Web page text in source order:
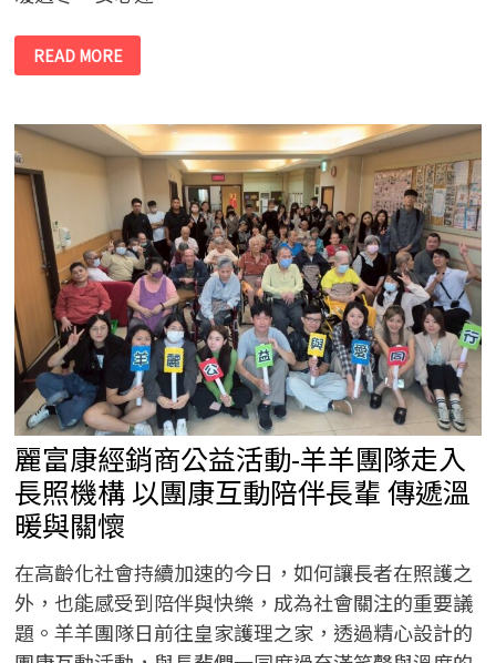
麗
富
康
商
公
活
動-
權
權
家
族
攜
手
14
送
暖
認
購
年
菜
關
懷
獨
居
長
者
READ MORE
麗富康經銷商公益活動-羊羊團隊走入
長照機構 以團康互動陪伴長輩 傳遞溫
暖與關懷
在高齡化社會持續加速的今日，如何讓長者在照護之
外，也能感受到陪伴與快樂，成為社會關注的重要議
題。羊羊團隊日前往皇家護理之家，透過精心設計的